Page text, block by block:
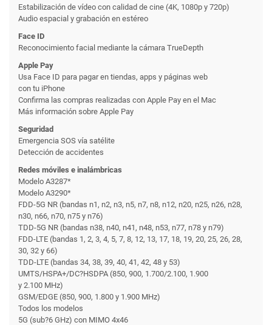
Estabili­zación de vídeo con calidad de cine (4K, 1080p y 720p)
Audio espacial y grabación en estéreo
Face ID
Reconoci­miento facial mediante la cámara TrueDepth
Apple Pay
Usa Face ID para pagar en tiendas, apps y páginas web
con tu iPhone
Confirma las compras realizadas con Apple Pay en el Mac
Más información sobre Apple Pay
Seguridad
Emergencia SOS vía satélite
Detección de accidentes
Redes móviles e inalámbricas
Modelo A3287*
Modelo A3290*
FDD-5G NR (bandas n1, n2, n3, n5, n7, n8, n12, n20, n25, n26, n28,
n30, n66, n70, n75 y n76)
TDD-5G NR (bandas n38, n40, n41, n48, n53, n77, n78 y n79)
FDD-LTE (bandas 1, 2, 3, 4, 5, 7, 8, 12, 13, 17, 18, 19, 20, 25, 26, 28,
30, 32 y 66)
TDD-LTE (bandas 34, 38, 39, 40, 41, 42, 48 y 53)
UMTS/HSPA+/DC?HSDPA (850, 900, 1.700/2.100, 1.900
y 2.100 MHz)
GSM/EDGE (850, 900, 1.800 y 1.900 MHz)
Todos los modelos
5G (sub?6 GHz) con MIMO 4x46